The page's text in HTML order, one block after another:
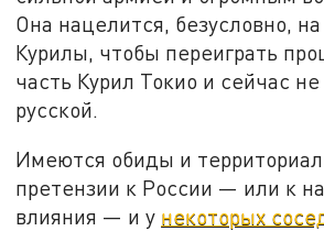
Она нацелится, безусловно,
Курилы, чтобы переиграть
часть Курил Токио и сейчас
русской.
Имеются обиды и
претензии к России — или к
влияния — и у некоторых